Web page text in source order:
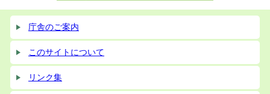
庁舎のご案内
このサイトについて
リンク集